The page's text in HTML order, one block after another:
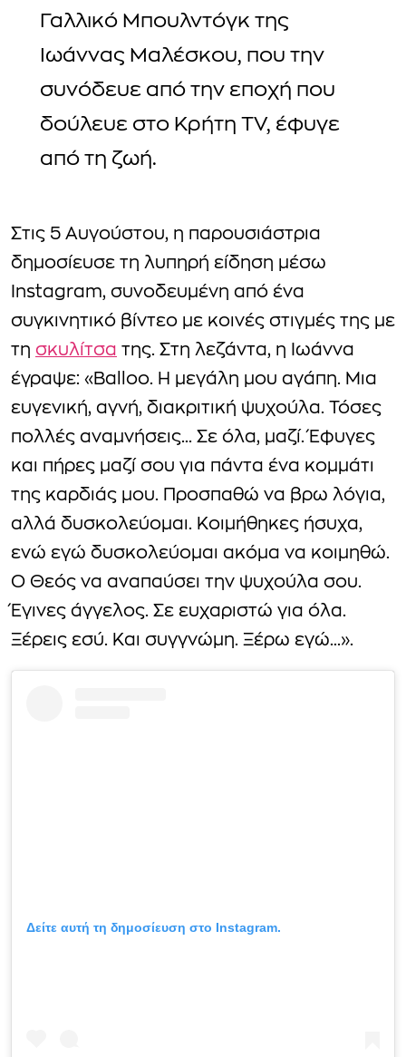
Γαλλικό Μπουλντόγκ της
Ιωάννας Μαλέσκου, που την
συνόδευε από την εποχή που
δούλευε στο Κρήτη TV, έφυγε
από τη ζωή.
Στις 5 Αυγούστου, η παρουσιάστρια
δημοσίευσε τη λυπηρή είδηση μέσω
Instagram, συνοδευμένη από ένα
συγκινητικό βίντεο με κοινές στιγμές της με
τη σκυλίτσα της. Στη λεζάντα, η Ιωάννα
έγραψε: «Balloo. Η μεγάλη μου αγάπη. Μια
ευγενική, αγνή, διακριτική ψυχούλα. Τόσες
πολλές αναμνήσεις… Σε όλα, μαζί. Έφυγες
και πήρες μαζί σου για πάντα ένα κομμάτι
της καρδιάς μου. Προσπαθώ να βρω λόγια,
αλλά δυσκολεύομαι. Κοιμήθηκες ήσυχα,
ενώ εγώ δυσκολεύομαι ακόμα να κοιμηθώ.
Ο Θεός να αναπαύσει την ψυχούλα σου.
Έγινες άγγελος. Σε ευχαριστώ για όλα.
Ξέρεις εσύ. Και συγγνώμη. Ξέρω εγώ…».
Δείτε αυτή τη δημοσίευση στο Instagram.